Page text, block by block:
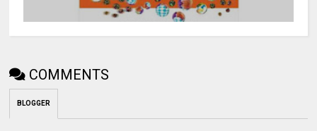
COMMENTS
BLOGGER